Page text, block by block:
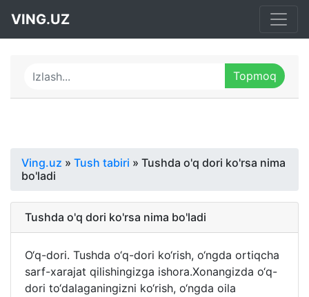
VING.UZ
Ving.uz » Tush tabiri » Tushda o'q dori ko'rsa nima
bo'ladi
Tushda o'q dori ko'rsa nima bo'ladi
O‘q-dori. Tushda o‘q-dori ko‘rish, o‘ngda ortiqcha
sarf-xarajat qilishingizga ishora.Xonangizda o‘q-
dori to‘dalaganingizni ko‘rish, o‘ngda oila